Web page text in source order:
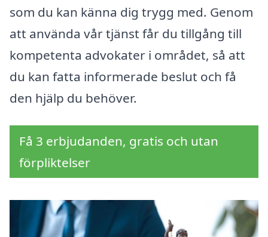
som du kan känna dig trygg med. Genom
att använda vår tjänst får du tillgång till
kompetenta advokater i området, så att
du kan fatta informerade beslut och få
den hjälp du behöver.
Få 3 erbjudanden, gratis och utan
förpliktelser